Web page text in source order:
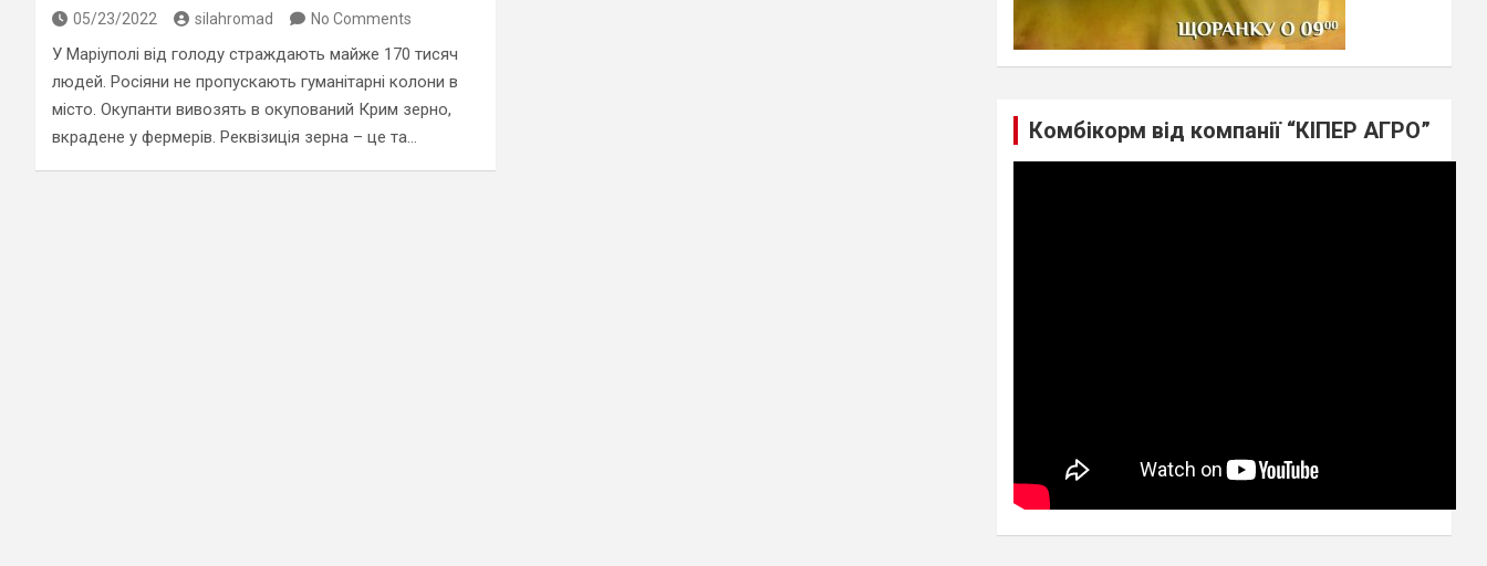
05/23/2022 silahromad No Comments
У Маріуполі від голоду страждають майже 170 тисяч
людей. Росіяни не пропускають гуманітарні колони в
місто. Окупанти вивозять в окупований Крим зерно,
вкрадене у фермерів. Реквізиція зерна – це та…
Комбікорм від компанії “КІПЕР АГРО”